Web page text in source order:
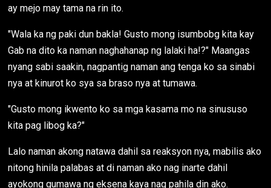
ay mejo may tama na rin ito.
"Wala ka ng paki dun bakla! Gusto mong isumbobg kita kay
Gab na dito ka naman naghahanap ng lalaki ha!?" Maangas
nyang sabi saakin, nagpantig naman ang tenga ko sa sinabi
nya at kinurot ko sya sa braso nya at tumawa.
"Gusto mong ikwento ko sa mga kasama mo na sinususo
kita pag libog ka?"
Lalo naman akong natawa dahil sa reaksyon nya, mabilis ako
nitong hinila palabas at di naman ako nag inarte dahil
ayokong gumawa ng eksena kaya nag pahila din ako.